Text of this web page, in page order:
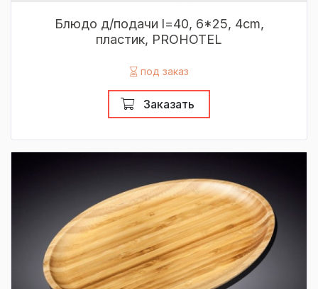
Блюдо д/подачи l=40, 6*25, 4cm,
пластик, PROHOTEL
под заказ
Заказать